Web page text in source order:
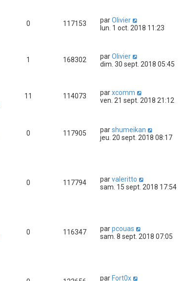
0 117153 parOlivier
lun. 1 oct. 2018 11:23
1 168302 parOlivier
dim. 30 sept. 2018 05:45
11 114073 parxcomm
ven. 21 sept. 2018 21:12
0 117905 parshumeikan
jeu. 20 sept. 2018 08:17
0 117794 parvaleritto
sam. 15 sept. 2018 17:54
0 116347 parpcouas
sam. 8 sept. 2018 07:05
par Fort0x